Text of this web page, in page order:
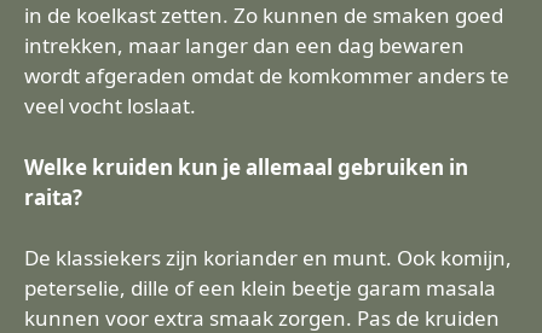
in de koelkast zetten. Zo kunnen de smaken goed
intrekken, maar langer dan een dag bewaren
wordt afgeraden omdat de komkommer anders te
veel vocht loslaat.
Welke kruiden kun je allemaal gebruiken in
raita?
De klassiekers zijn koriander en munt. Ook komijn,
peterselie, dille of een klein beetje garam masala
kunnen voor extra smaak zorgen. Pas de kruiden